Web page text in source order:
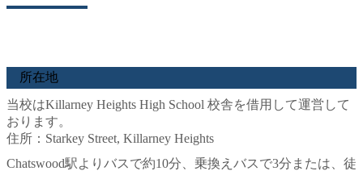
プ
所在地
当校はKillarney Heights High School 校舎を借用して運営して
おります。
住所：Starkey Street, Killarney Heights
Chatswood駅よりバスで約10分、乗換えバスで3分または、徒